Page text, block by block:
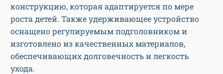
конструкцию, которая адаптируется по мере
роста детей. Также удерживающее устройство
оснащено регулируемым подголовником и
изготовлено из качественных материалов,
обеспечивающих долговечность и легкость
ухода.